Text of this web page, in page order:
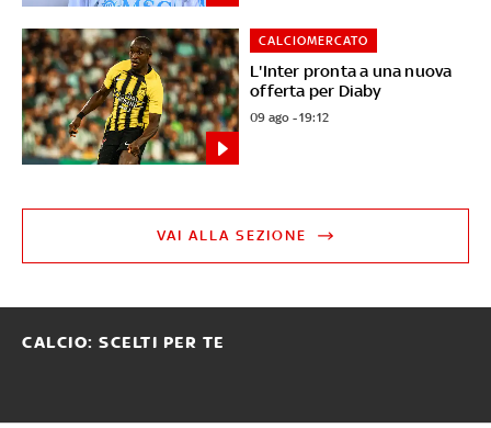
L'Inter pronta a una nuova
offerta per Diaby
CALCIOMERCATO
09 ago - 19:12
VAI ALLA SEZIONE
CALCIO: SCELTI PER TE